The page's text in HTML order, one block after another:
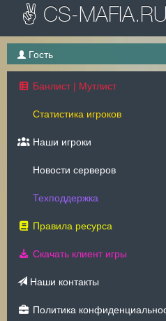
✌ CS-
Гость
Банлист | Мутлист
Статистика игроков
Наши игроки
Новости серверов
Техподдержка
Правила ресурса
Скачать клиент игры
Наши контакты
Политика